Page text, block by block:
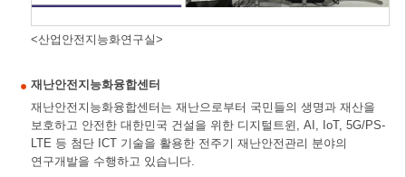
<산업안전지능화연구실>
재난안전지능화융합센터
재난안전지능화융합센터는 재난으로부터 국민들의 생명과 재산을
보호하고 안전한 대한민국 건설을 위한 디지털트윈, AI, IoT, 5G/PS-
LTE 등 첨단 ICT 기술을 활용한 전주기 재난안전관리 분야의
연구개발을 수행하고 있습니다.